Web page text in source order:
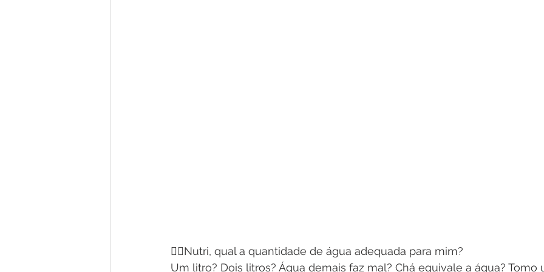
🙋‍♀️Nutri, qual a quantidade de água adequada para mim?
Um litro? Dois litros? Água demais faz mal? Chá equivale a água? Tomo